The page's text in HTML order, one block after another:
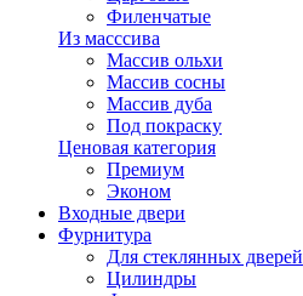
Филенчатые
Из масссива
Массив ольхи
Массив сосны
Массив дуба
Под покраску
Ценовая категория
Премиум
Эконом
Входные двери
Фурнитура
Для стеклянных дверей
Цилиндры